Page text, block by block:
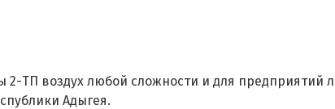
2-ТП воздух любой сложности и для предприятий
Адыгея.